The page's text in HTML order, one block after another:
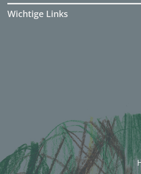
Wichtige Links